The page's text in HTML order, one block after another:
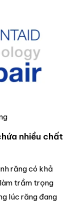
nhiều chất
răng có khả
trầm trọng
lúc răng đang